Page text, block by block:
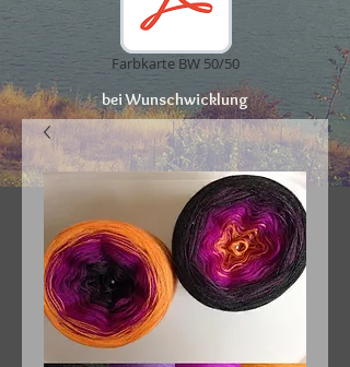
Farbkarte BW 50/50
bei Wunschwicklung